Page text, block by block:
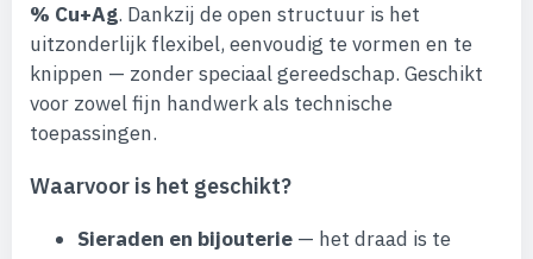
% Cu+Ag. Dankzij de open structuur is het
uitzonderlijk flexibel, eenvoudig te vormen en te
knippen — zonder speciaal gereedschap. Geschikt
voor zowel fijn handwerk als technische
toepassingen.
Waarvoor is het geschikt?
Sieraden en bijouterie — het draad is te